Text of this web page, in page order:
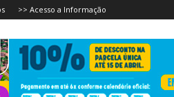
>> Acesso a Informação